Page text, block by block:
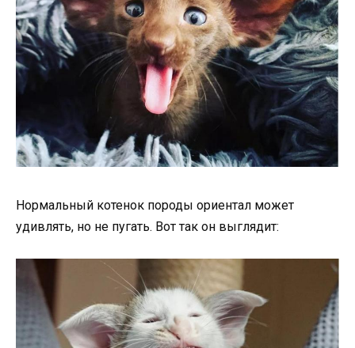
Нормальный котенок породы ориентал может
удивлять, но не пугать. Вот так он выглядит: